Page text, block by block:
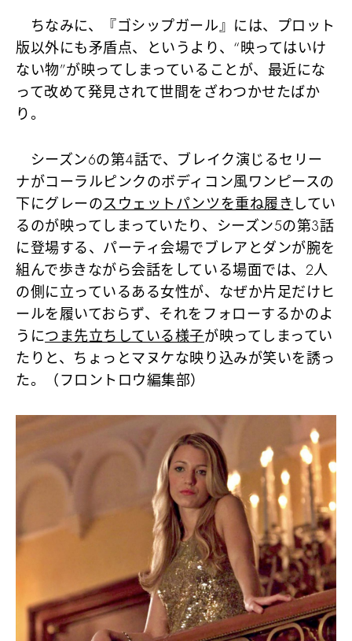
ちなみに、『ゴシップガール』には、プロット
版以外にも矛盾点、というより、“映ってはいけ
ない物”が映ってしまっていることが、最近にな
って改めて発見されて世間をざわつかせたばか
り。
シーズン6の第4話で、ブレイク演じるセリー
ナがコーラルピンクのボディコン風ワンピースの
下にグレーのスウェットパンツを重ね履き してい
るのが映ってしまっていたり、シーズン5の第3話
に登場する、パーティ会場でブレアとダンが腕を
組んで歩きながら会話をしている場面では、2人
の側に立っているある女性が、なぜか片足だけヒ
ールを履いておらず、それをフォローするかのよ
うにつま先立ちしている様子が映ってしまってい
たりと、ちょっとマヌケな映り込みが笑いを誘っ
た。（フロントロウ編集部）